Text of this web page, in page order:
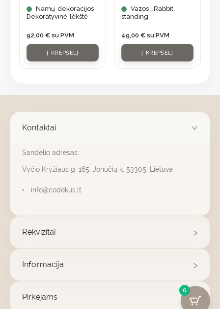
Namų dekoracijos
Dekoratyvinė lėkštė
92,00 € su PVM
Į KREPŠELĮ
Vazos „Rabbit
standing”
49,00 € su PVM
Į KREPŠELĮ
Kontaktai
Sandėlio adresas:
Vyčio Kryžiaus g. 165, Jonučių k. 53305, Lietuva
info@codekus.lt
Rekvizitai
Informacija
Pirkėjams
0